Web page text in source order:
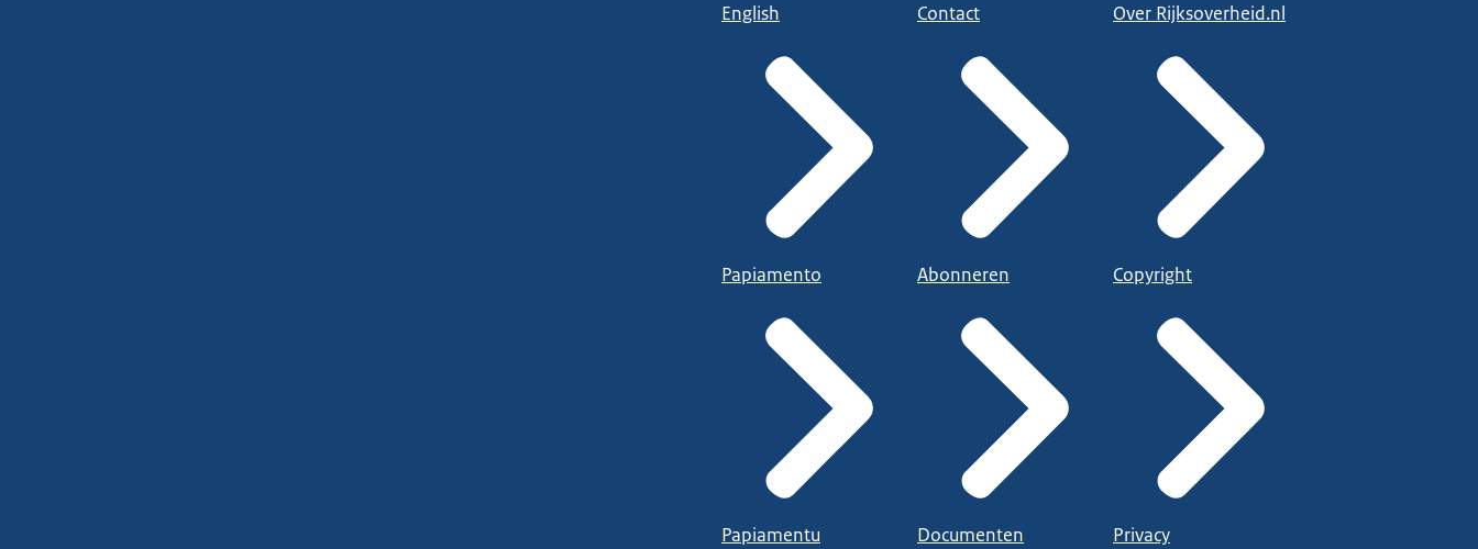
English
Papiamento
Papiamentu
Contact
Abonneren
Documenten
Over Rijksoverheid.nl
Copyright
Privacy